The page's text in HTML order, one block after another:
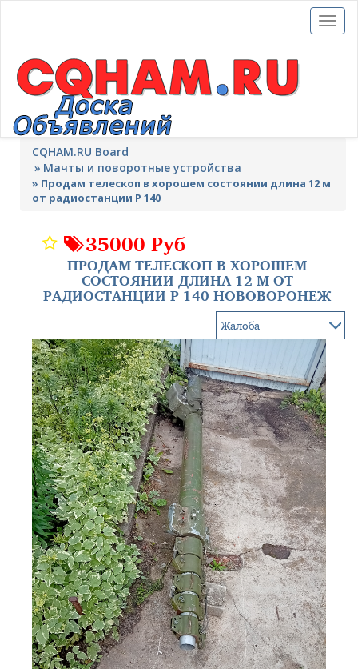
Toggle
CQHAM.RU Board
Мачты и поворотные устройства
» Продам телескоп в хорошем состоянии длина 12 м
от радиостанции Р 140
35000 Руб
ПРОДАМ ТЕЛЕСКОП В ХОРОШЕМ
СОСТОЯНИИ ДЛИНА 12 М ОТ
РАДИОСТАНЦИИ Р 140 НОВОВОРОНЕЖ